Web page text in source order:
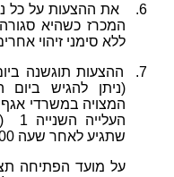
6.
את ההצעות על כל
המכרז כשהיא
ללא סימני זיהוי
7.
ההצעות תוגשנה
(ניתן להגיש
המצויה במשרדי
שתגיע לאחר שעה 12:00 לא תוכנס לתיבת המכרזים.
על מועד הפתיחה